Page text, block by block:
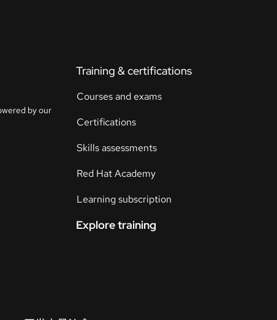
by our
Training & certifications
Courses and exams
Certifications
Skills assessments
Red Hat Academy
Learning subscription
Explore training